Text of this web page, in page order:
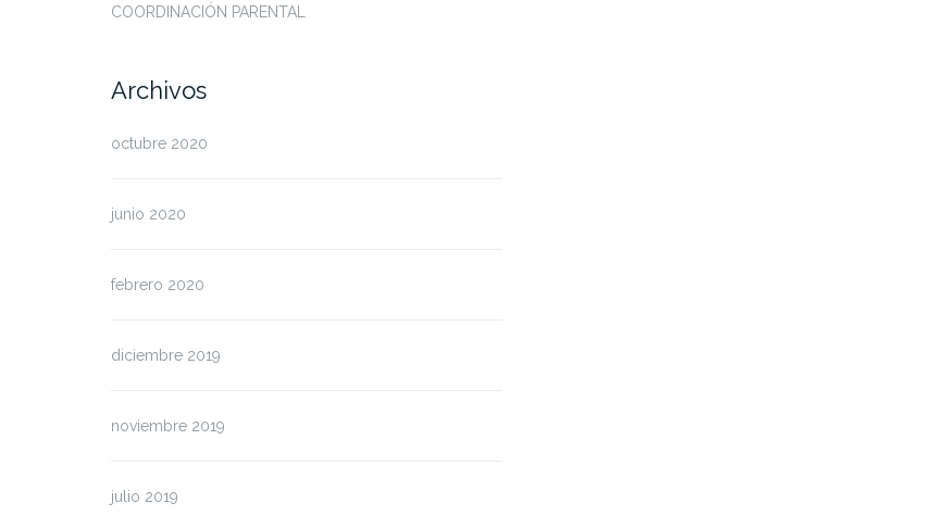
COORDINACIÓN PARENTAL
Archivos
octubre 2020
junio 2020
febrero 2020
diciembre 2019
noviembre 2019
julio 2019